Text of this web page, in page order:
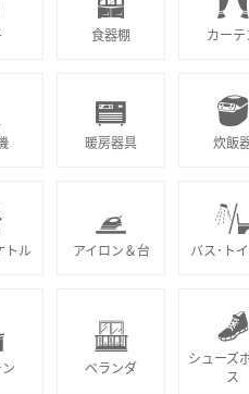
食器棚 カーテ
暖房器具 炊飯
トル アイロン＆台 バス･ト
ベランダ
シューズ
ス